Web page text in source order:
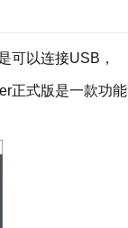
以连接USB，
正式版是一款功能